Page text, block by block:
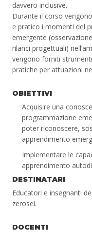
davvero inclusive.
Durante il corso
e pratico i momenti del
emergente
rilanci progettuali)
vengono forniti
pratiche per attuazioni
OBIETTIVI
Acquisire una
programmazione
poter riconoscere,
apprendimento
Implementare le
apprendimento
DESTINATARI
Educatori e insegnanti
zerosei.
DOCENTI